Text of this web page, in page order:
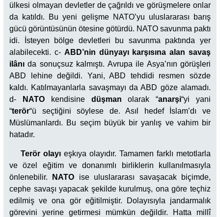
ülkesi olmayan devletler de çağrıldı ve görüşmelere onlar
da katıldı. Bu yeni gelişme NATO’yu uluslararası barış
gücü görüntüsünün ötesine götürdü. NATO savunma paktı
idi. İsteyen bölge devletleri bu savunma paktında yer
alabilecekti. c- ABD’nin dünyayı karşısına alan savaş
ilânı da sonuçsuz kalmıştı. Avrupa ile Asya’nın görüşleri
ABD lehine değildi. Yani, ABD tehdidi resmen sözde
kaldı. Katılmayanlarla savaşmayı da ABD göze alamadı.
d-
NATOkendisine düşman olarak “anarşi“yi yani
“terör“ü seçtiğini söylese de. Asıl hedef İslam’dı ve
Müslümanlardı. Bu seçim büyük bir yanlış ve vahim bir
hatadır.
Terör olayıeşkıya olayıdır. Tamamen farklı metotlarla
ve özel eğitim ve donanımlı birliklerin kullanılmasıyla
önlenebilir.
NATO ise uluslararası savaşacak biçimde,
cephe savaşı yapacak şekilde kurulmuş, ona göre teçhiz
edilmiş ve ona gör eğitilmiştir. Dolayısıyla jandarmalık
görevini yerine getirmesi mümkün değildir. Hatta millî